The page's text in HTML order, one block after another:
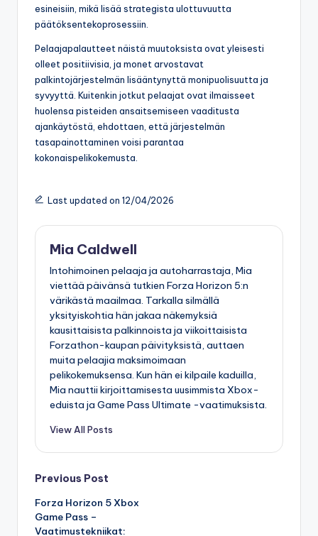
esineisiin, mikä lisää strategista ulottuvuutta
päätöksentekoprosessiin.
Pelaajapalautteet näistä muutoksista ovat yleisesti
olleet positiivisia, ja monet arvostavat
palkintojärjestelmän lisääntynyttä monipuolisuutta ja
syvyyttä. Kuitenkin jotkut pelaajat ovat ilmaisseet
huolensa pisteiden ansaitsemiseen vaaditusta
ajankäytöstä, ehdottaen, että järjestelmän
tasapainottaminen voisi parantaa
kokonaispelikokemusta.
Last updated on 12/04/2026
Mia Caldwell
Intohimoinen pelaaja ja autoharrastaja, Mia
viettää päivänsä tutkien Forza Horizon 5:n
värikästä maailmaa. Tarkalla silmällä
yksityiskohtia hän jakaa näkemyksiä
kausittaisista palkinnoista ja viikoittaisista
Forzathon-kaupan päivityksistä, auttaen
muita pelaajia maksimoimaan
pelikokemuksensa. Kun hän ei kilpaile kaduilla,
Mia nauttii kirjoittamisesta uusimmista Xbox-
eduista ja Game Pass Ultimate -vaatimuksista.
View All Posts
Post
navigation
Previous Post
Forza Horizon 5 Xbox
Game Pass –
Vaatimustekniikat: